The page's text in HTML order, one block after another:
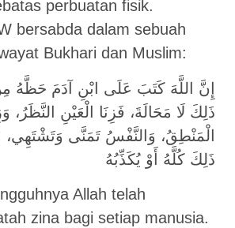
perbuatan fisik.
bersabda dalam sebuah
Bukhari dan Muslim:
إِنَّ اللَّهَ كَتَبَ عَلَى ابْنِ آدَمَ حَظَّهُ
ذَلِكَ لَا مَحَالَةَ، فَزِنَا الْعَيْنِ النَّظَرُ،
الْمَنْطِقُ، وَالنَّفْسُ تَمَنَّى
ذَلِكَ كُلَّهُ أَوْ يُكَذِّبُهُ
Allah telah
zina bagi setiap manusia.